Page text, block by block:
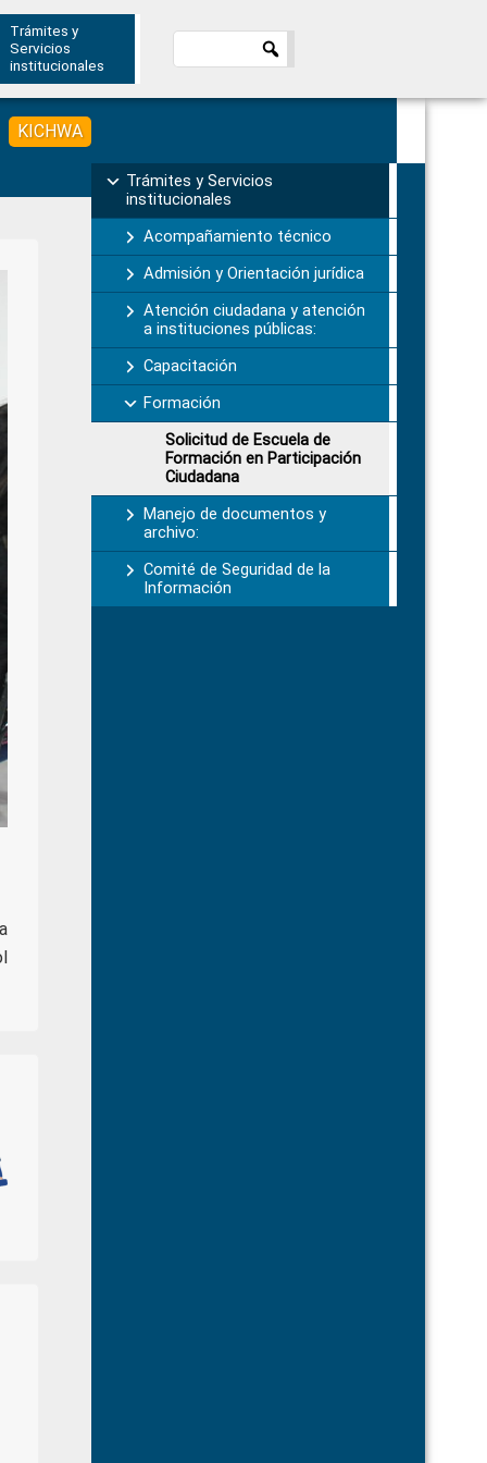
Trámites y
Servicios
institucionales
KICHWA
Primary
Sidebar
Trámites y Servicios
institucionales
Acompañamiento técnico
Admisión y Orientación jurídica
Atención ciudadana y atención
a instituciones públicas:
Capacitación
Formación
Solicitud de Escuela de
Formación en Participación
Ciudadana
Manejo de documentos y
archivo:
Comité de Seguridad de la
Información